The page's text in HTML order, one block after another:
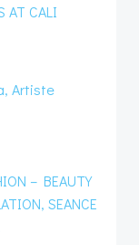
AT CALI
Artiste
– BEAUTY
SEANCE